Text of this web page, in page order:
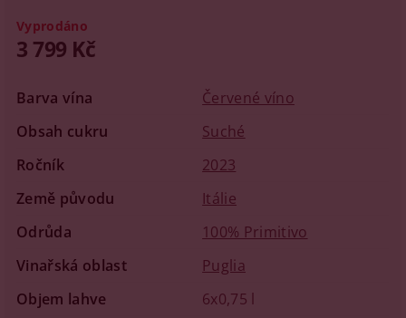
Vyprodáno
3 799 Kč
Barva vína
Červené víno
Obsah cukru
Suché
Ročník
2023
Země původu
Itálie
Odrůda
100% Primitivo
Vinařská oblast
Puglia
Objem lahve
6x0,75 l